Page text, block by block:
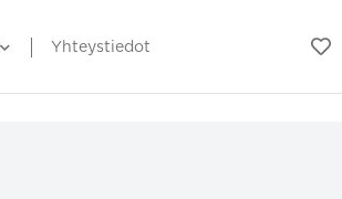
Yhteystiedot